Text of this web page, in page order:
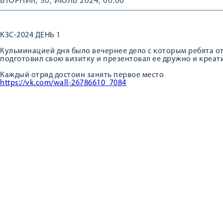
КЗС-2024 ДЕНЬ 1
Кульминацией дня было вечернее дело с которым ребята
подготовил свою визитку и презентовал ее дружно и
Каждый отряд достоин занять первое место
https://vk.com/wall-26786610_7084